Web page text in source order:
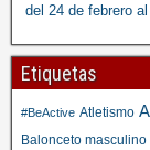
del 24 de febrero
Etiquetas
#BeActive Atletismo
Balonceto masculino